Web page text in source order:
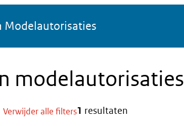
Modelautorisaties
modelautorisaties
Verwijder alle filters1 resultaten